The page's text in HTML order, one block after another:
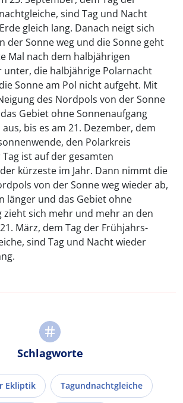
sind Tag und Nacht
gleich lang. Danach neigt sich
der Sonne weg und die Sonne geht
Mal nach dem halbjährigen
unter, die halbjährige Polarnacht
Sonne am Pol nicht aufgeht. Mit
des Nordpols von der Sonne
Gebiet ohne Sonnenaufgang
bis es am 21. Dezember, dem
den Polarkreis
ist auf der gesamten
kürzeste im Jahr. Dann nimmt die
von der Sonne weg wieder ab,
länger und das Gebiet ohne
zieht sich mehr und mehr an den
März, dem Tag der Frühjahrs-
sind Tag und Nacht wieder
Schlagworte
Ekliptik Tagundnachtgleiche